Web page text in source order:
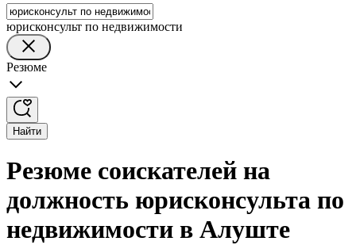
юрисконсульт по недвижимости
Резюме
Найти
Резюме соискателей на
должность юрисконсульта по
недвижимости в Алуште